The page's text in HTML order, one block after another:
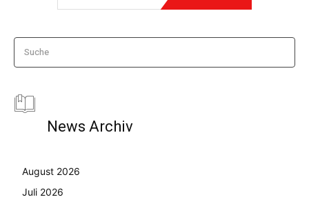
Suche
News Archiv
August 2026
Juli 2026